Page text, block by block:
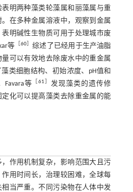
明两种藻类轮藻属和丽藻属与重
在多种金属溶液中，观察到金属
明碱性生物质可用于处理城市废
等
60］综述了已经用于生产油脂
可以有效地去除废水中的重金属
类细胞结构、初始浓度、pH值和
Favara等 ［61
发现藻类的遗传修
化可以提高藻类去除重金属的能
作用机制复杂，影响范围大且污
用时间长，治理较困难，全球每
当严重。不同污染物在人体中发